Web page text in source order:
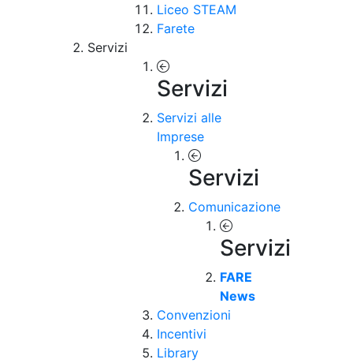
Liceo STEAM
Farete
Servizi
Servizi
Servizi alle
Imprese
Servizi
Comunicazione
Servizi
FARE
News
Convenzioni
Incentivi
Library